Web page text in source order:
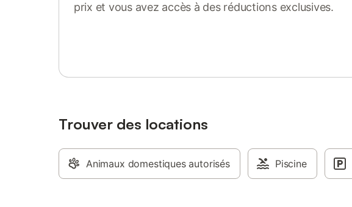
prix et vous avez accès à des réductions exclusives.
Trouver des locations
Animaux domestiques autorisés Piscine